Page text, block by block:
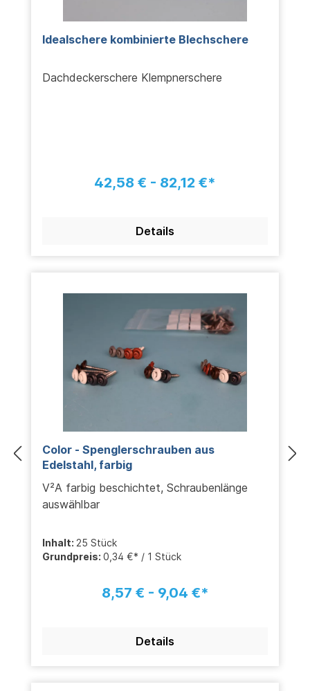
Idealschere kombinierte Blechschere
Dachdeckerschere Klempnerschere
42,58 € - 82,12 €*
Details
Color - Spenglerschrauben aus
Edelstahl, farbig
V²A farbig beschichtet, Schraubenlänge
auswählbar
Inhalt: 25 Stück
Grundpreis: 0,34 €* / 1 Stück
8,57 € - 9,04 €*
Details